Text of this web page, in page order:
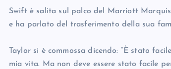
Swift è salita sul palco del Marriott
e ha parlato del trasferimento della sua
Taylor si è commossa dicendo: “È stato
mia vita. Ma non deve essere stato facile